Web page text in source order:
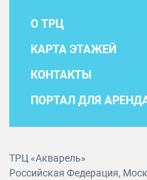
О ТРЦ
КАРТА ЭТАЖЕЙ
КОНТАКТЫ
ПОРТАЛ ДЛЯ
ТРЦ «Акварель»
Российская Федерация,